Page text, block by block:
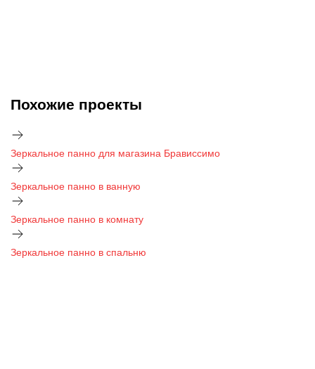
Похожие проекты
Зеркальное панно для магазина Брависсимо
Зеркальное панно в ванную
Зеркальное панно в комнату
Зеркальное панно в спальню